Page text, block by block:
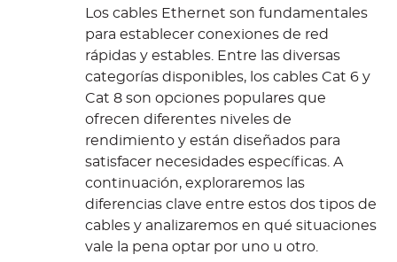
Los cables Ethernet son fundamentales
para establecer conexiones de red
rápidas y estables. Entre las diversas
categorías disponibles, los cables Cat 6 y
Cat 8 son opciones populares que
ofrecen diferentes niveles de
rendimiento y están diseñados para
satisfacer necesidades específicas. A
continuación, exploraremos las
diferencias clave entre estos dos tipos de
cables y analizaremos en qué situaciones
vale la pena optar por uno u otro.